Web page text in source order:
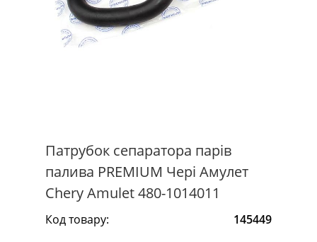
Патрубок сепаратора парів
палива PREMIUM Чері Амулет
Chery Amulet 480-1014011
Код товару:
145449